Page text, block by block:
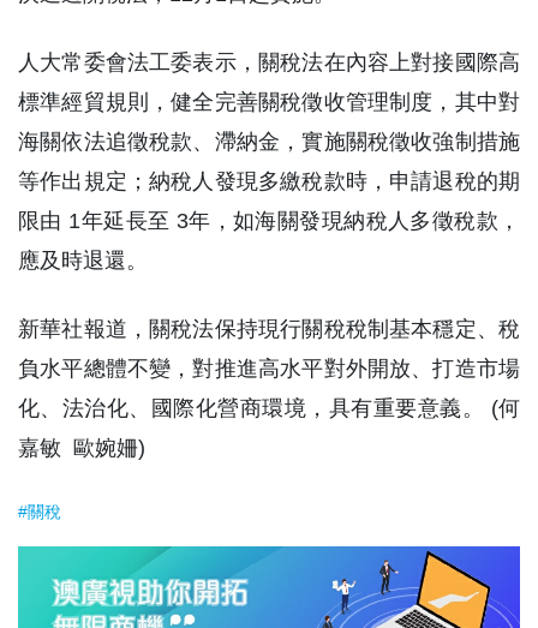
人大常委會法工委表示，關稅法在內容上對接國際高
標準經貿規則，健全完善關稅徵收管理制度，其中對
海關依法追徵稅款、滯納金，實施關稅徵收強制措施
等作出規定；納稅人發現多繳稅款時，申請退稅的期
限由 1年延長至 3年，如海關發現納稅人多徵稅款，
應及時退還。
新華社報道，關稅法保持現行關稅稅制基本穩定、稅
負水平總體不變，對推進高水平對外開放、打造市場
化、法治化、國際化營商環境，具有重要意義。 (何
嘉敏 歐婉姍)
#關稅